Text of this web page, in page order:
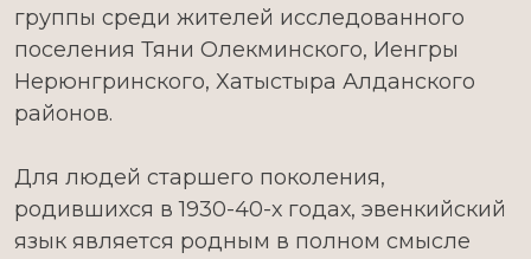
группы среди жителей исследованного
поселения Тяни Олекминского, Иенгры
Нерюнгринского, Хатыстыра Алданского
районов.
Для людей старшего поколения,
родившихся в 1930-40-х годах, эвенкийский
язык является родным в полном смысле